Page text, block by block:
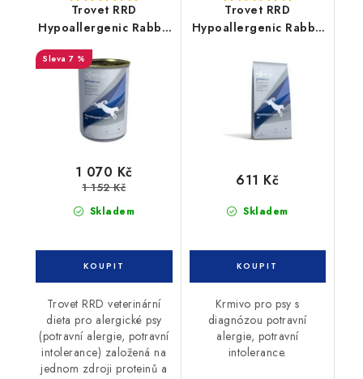
Trovet RRD
Hypoallergenic Rabbit
pes
7 %
Skladem
1 070 Kč
1 152 Kč
Trovet RRD veterinární
dieta pro alergické psy
(potravní alergie, potravní
intolerance) založená na
jednom zdroji proteinů a
Trovet RRD
Hypoallergenic Rabbit
Skladem
611 Kč
Krmivo pro psy s
diagnózou potravní
alergie, potravní
intolerance.